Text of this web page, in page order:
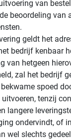
van
beoordeling van
geldt het
bedrijf kenbaar
van hetgeen
zal het bedrijf
spoed
tenzij
langere
ondervindt, of
wel slechts